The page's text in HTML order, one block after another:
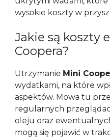
wysokie koszty w
Jakie są koszty
Coopera?
Utrzymanie Mini
wydatkami, na które
aspektów. Mowa tu
regularnych
oleju oraz
mogą się pojawić w